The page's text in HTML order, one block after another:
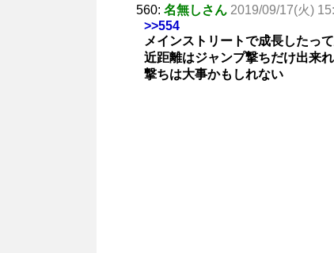
560: 名無しさん 2019/09/17(火)
>>554
メインストリートで成長したっ
近距離はジャンプ撃ちだけ出来
撃ちは大事かもしれない